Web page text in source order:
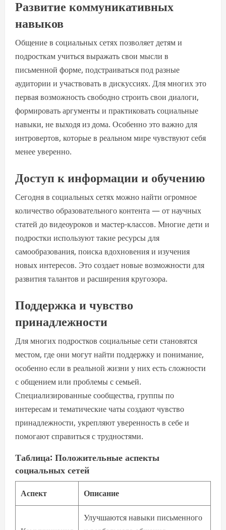
Развитие коммуникативных
навыков
Общение в социальных сетях позволяет детям и
подросткам учиться выражать свои мысли в
письменной форме, подстраиваться под разные
аудитории и участвовать в дискуссиях. Для многих это
первая возможность свободно строить свои диалоги,
формировать аргументы и практиковать социальные
навыки, не выходя из дома. Особенно это важно для
интровертов, которые в реальном мире чувствуют себя
менее уверенно.
Доступ к информации и обучению
Сегодня в социальных сетях можно найти огромное
количество образовательного контента — от научных
статей до видеоуроков и мастер-классов. Многие дети и
подростки используют такие ресурсы для
самообразования, поиска вдохновения и изучения
новых интересов. Это создает новые возможности для
развития талантов и расширения кругозора.
Поддержка и чувство
принадлежности
Для многих подростков социальные сети становятся
местом, где они могут найти поддержку и понимание,
особенно если в реальной жизни у них есть сложности
с общением или проблемы с семьей.
Специализированные сообщества, группы по
интересам и тематические чаты создают чувство
принадлежности, укрепляют уверенность в себе и
помогают справиться с трудностями.
Таблица: Положительные аспекты
социальных сетей
Аспект Описание
Улучшаются навыки письменного